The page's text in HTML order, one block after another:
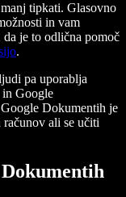
tipkati. Glasovno
in vam
je to odlična pomoč
.
pa uporablja
Google
Dokumentih je
računov ali se učiti